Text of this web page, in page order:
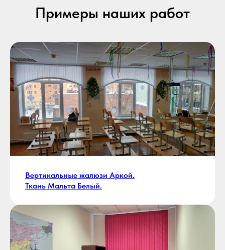
Примеры наших работ
Вертикальные жалюзи Аркой.
Ткань Мальта Белый.